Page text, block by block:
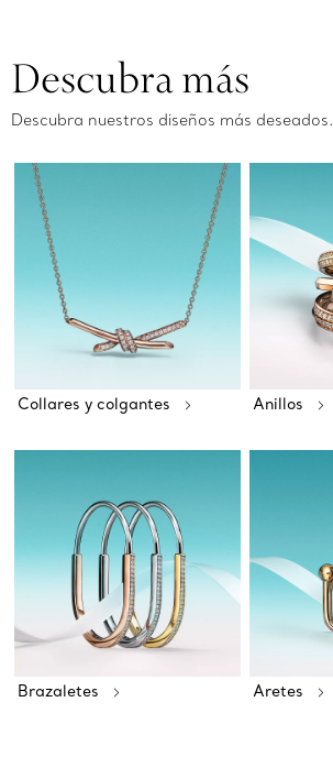
Descubra más
Descubra nuestros diseños más deseados.
Collares y colgantes Anillos
Brazaletes Aretes